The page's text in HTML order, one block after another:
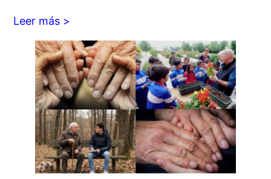
Leer más >